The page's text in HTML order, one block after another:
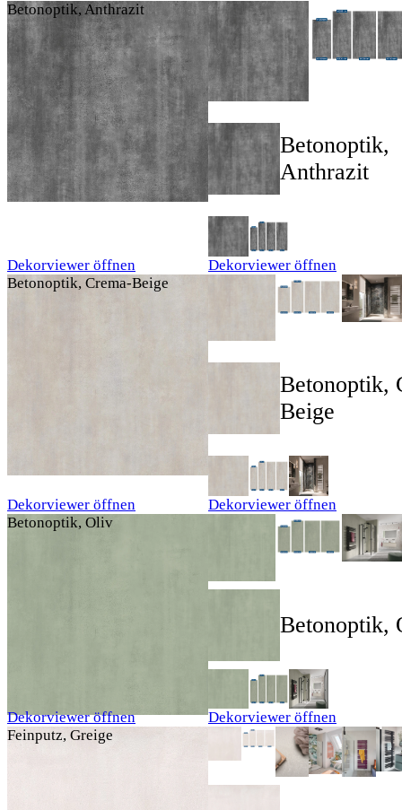
Betonoptik, Anthrazit
Dekorviewer öffnen
Betonoptik,
Anthrazit
Dekorviewer öffnen
Betonoptik, Crema-Beige
Dekorviewer öffnen
Betonoptik,
Beige
Dekorviewer öffnen
Betonoptik, Oliv
Dekorviewer öffnen
Betonoptik,
Dekorviewer öffnen
Feinputz, Greige